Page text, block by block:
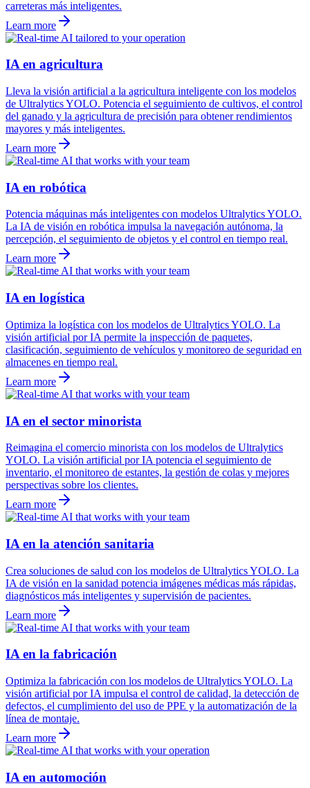
carreteras más inteligentes.
Learn more
IA en agricultura
Lleva la visión artificial a la agricultura inteligente con los modelos
de Ultralytics YOLO. Potencia el seguimiento de cultivos, el control
del ganado y la agricultura de precisión para obtener rendimientos
mayores y más inteligentes.
Learn more
IA en robótica
Potencia máquinas más inteligentes con modelos Ultralytics YOLO.
La IA de visión en robótica impulsa la navegación autónoma, la
percepción, el seguimiento de objetos y el control en tiempo real.
Learn more
IA en logística
Optimiza la logística con los modelos de Ultralytics YOLO. La
visión artificial por IA permite la inspección de paquetes,
clasificación, seguimiento de vehículos y monitoreo de seguridad en
almacenes en tiempo real.
Learn more
IA en el sector minorista
Reimagina el comercio minorista con los modelos de Ultralytics
YOLO. La visión artificial por IA potencia el seguimiento de
inventario, el monitoreo de estantes, la gestión de colas y mejores
perspectivas sobre los clientes.
Learn more
IA en la atención sanitaria
Crea soluciones de salud con los modelos de Ultralytics YOLO. La
IA de visión en la sanidad potencia imágenes médicas más rápidas,
diagnósticos más inteligentes y supervisión de pacientes.
Learn more
IA en la fabricación
Optimiza la fabricación con los modelos de Ultralytics YOLO. La
visión artificial por IA impulsa el control de calidad, la detección de
defectos, el cumplimiento del uso de PPE y la automatización de la
línea de montaje.
Learn more
IA en automoción